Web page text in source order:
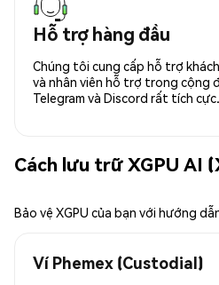
Hỗ trợ hàng đầu
Chúng tôi cung cấp hỗ trợ
và nhân viên hỗ trợ trong cộng
Telegram và Discord rất tích cực.
Cách lưu trữ XGPU AI
Bảo vệ XGPU của bạn với hướng
Ví Phemex (Custodial)